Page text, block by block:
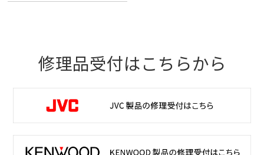
修理品受付はこちらから